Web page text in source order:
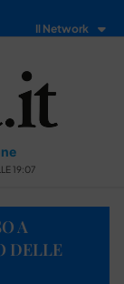
Il Network
19:07
A
DELLE